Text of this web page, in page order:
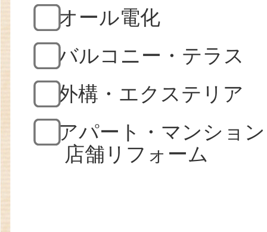
オール電化
バルコニー・テラス
外構・エクステリア
アパート・マンション
店舗リフォーム